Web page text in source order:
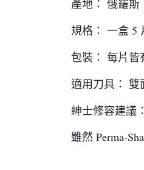
產地： 俄羅斯
規格： 一盒 5
包裝： 每片皆
適用刀具： 雙
紳士修容建議：
雖然 Perma-